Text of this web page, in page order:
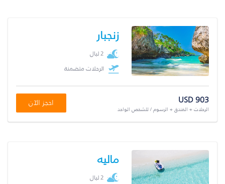
زنجبار
2 ليال
الرحلات متضمنة
USD 903
الرحلات + الفندق + الرسوم / للشخص الواحد
احجز الآن
ماليه
2 ليال